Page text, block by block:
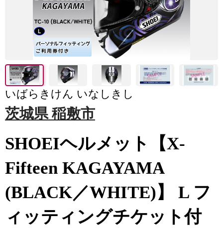
いばらきけん いなしきし
茨城県 稲敷市
SHOEIヘルメット【X-
Fifteen KAGAYAMA
(BLACK／WHITE)】 L フ
ィッティングチケット付